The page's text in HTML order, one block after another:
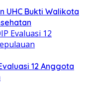
UHC Bukti Walikota
12 Anggota